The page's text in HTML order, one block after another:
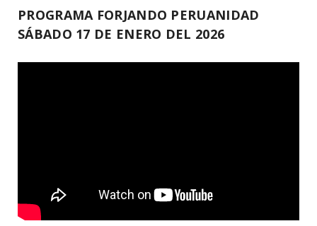
PROGRAMA FORJANDO PERUANIDAD
SÁBADO 17 DE ENERO DEL 2026